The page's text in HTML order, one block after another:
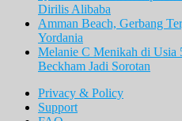
Dirilis Alibaba
Amman Beach, Gerbang
Yordania
Melanie C Menikah di Usia
Beckham Jadi Sorotan
Privacy & Policy
Support